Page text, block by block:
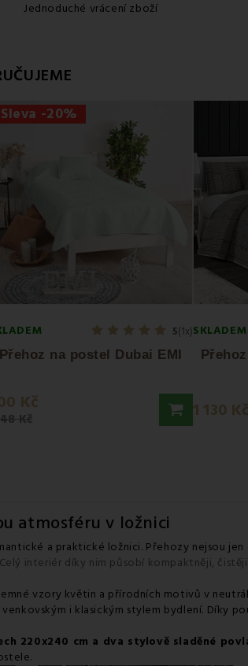
Jednoduché vrácení zboží
Sleva -20%
5(1x)
Přehoz na postel Dubai EMI
Kč
Kč
SKLADEM
1 130 Kč
atmosféru v ložnici
a praktické ložnici. Přehozy nejsou jen
interiér díky nim působí kompaktněji,
vzory květin a přírodních motivů v
i klasickým stylem bydlení. Díky
220x240 cm a dva stylově sladěné